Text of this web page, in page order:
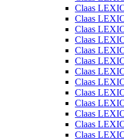
Claas
Claas
Claas
Claas
Claas
Claas
Claas
Claas
Claas
Claas
Claas
Claas
Claas